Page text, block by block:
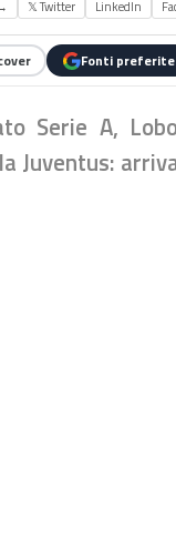
𝕏 Twitter LinkedIn
Fonti preferite
Serie A,
Juventus: